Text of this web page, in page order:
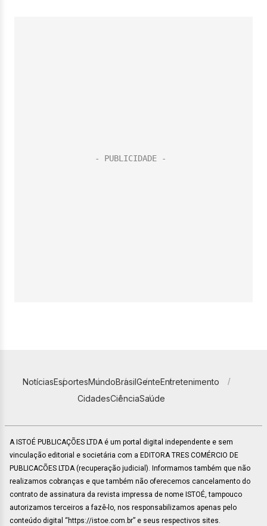
NotíciasEsportesMundoBrasilGenteEntretenimento
CidadesCiênciaSaúde
A ISTOÉ PUBLICAÇÕES LTDA é um portal digital independente e sem
vinculação editorial e societária com a EDITORA TRES COMÉRCIO DE
PUBLICACÕES LTDA (recuperação judicial). Informamos também que não
realizamos cobranças e que também não oferecemos cancelamento do
contrato de assinatura da revista impressa de nome ISTOÉ, tampouco
autorizamos terceiros a fazê-lo, nos responsabilizamos apenas pelo
conteúdo digital “https://istoe.com.br” e seus respectivos sites.